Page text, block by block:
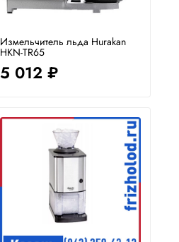
Измельчитель льда Hurakan
HKN-TR65
5 012 ₽